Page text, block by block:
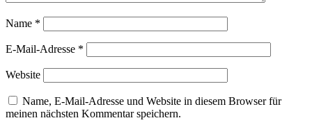
Name *
E-Mail-Adresse *
Website
Name, E-Mail-Adresse und Website in diesem Browser für
meinen nächsten Kommentar speichern.